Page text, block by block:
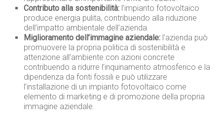
Contributo alla sostenibilità: l’impianto fotovoltaico
produce energia pulita, contribuendo alla riduzione
dell’impatto ambientale dell’azienda.
Miglioramento dell’immagine aziendale: l’azienda può
promuovere la propria politica di sostenibilità e
attenzione all’ambiente con azioni concrete
contribuendo a ridurre l’inquinamento atmosferico e la
dipendenza da fonti fossili e può utilizzare
l’installazione di un impianto fotovoltaico come
elemento di marketing e di promozione della propria
immagine aziendale.